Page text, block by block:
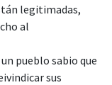
legitimadas,
al
pueblo sabio que
sus